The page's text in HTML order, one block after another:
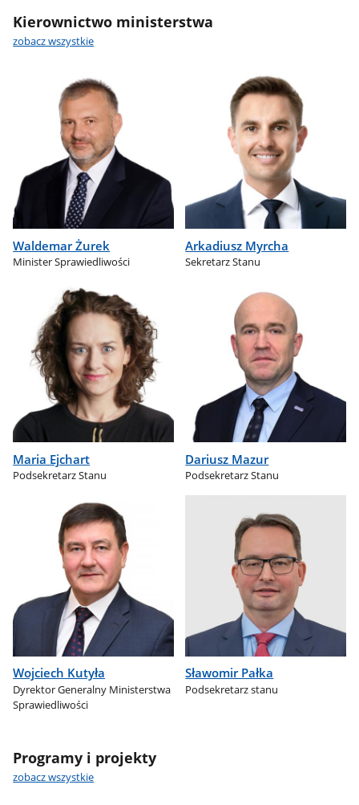
Kierownictwo ministerstwa
zobacz wszystkie
Waldemar Żurek
Minister Sprawiedliwości
Arkadiusz Myrcha
Sekretarz Stanu
Maria Ejchart
Podsekretarz Stanu
Dariusz Mazur
Podsekretarz Stanu
Wojciech Kutyła
Dyrektor Generalny Ministerstwa
Sprawiedliwości
Sławomir Pałka
Podsekretarz stanu
Programy i projekty
zobacz wszystkie